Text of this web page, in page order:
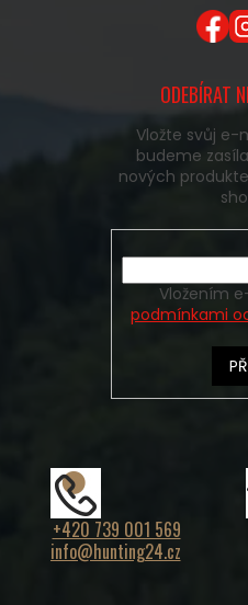
ODEBÍRAT
Vložte svůj e-
budeme
nových
podmínkami
+420 739 001 569
info@hunting24.cz